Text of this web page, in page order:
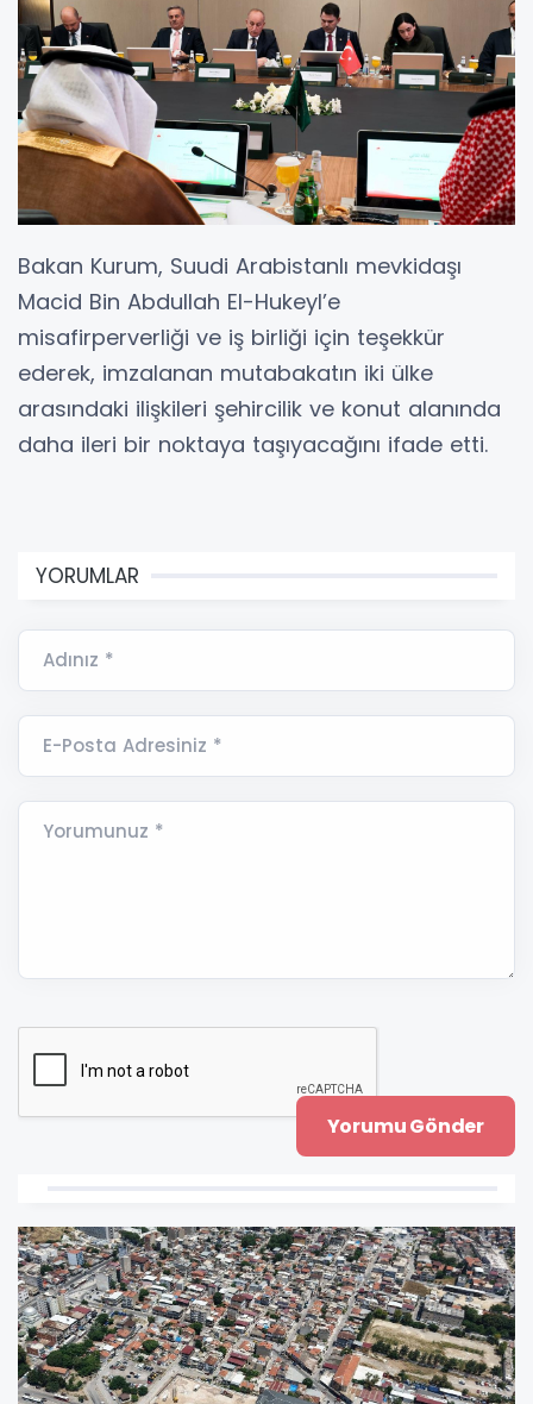
Bakan Kurum, Suudi Arabistanlı mevkidaşı
Macid Bin Abdullah El-Hukeyl’e
misafirperverliği ve iş birliği için teşekkür
ederek, imzalanan mutabakatın iki ülke
arasındaki ilişkileri şehircilik ve konut alanında
daha ileri bir noktaya taşıyacağını ifade etti.
YORUMLAR
Adınız *
E-Posta Adresiniz *
Yorumunuz *